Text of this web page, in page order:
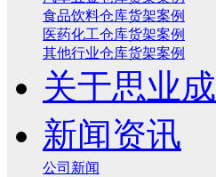
食品饮料仓库货架案例
医药化工仓库货架案例
其他行业仓库货架案例
关于思业成
新闻资讯
公司新闻